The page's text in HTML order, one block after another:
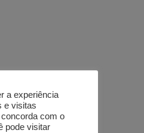
a experiência
e visitas
concorda com o
pode visitar